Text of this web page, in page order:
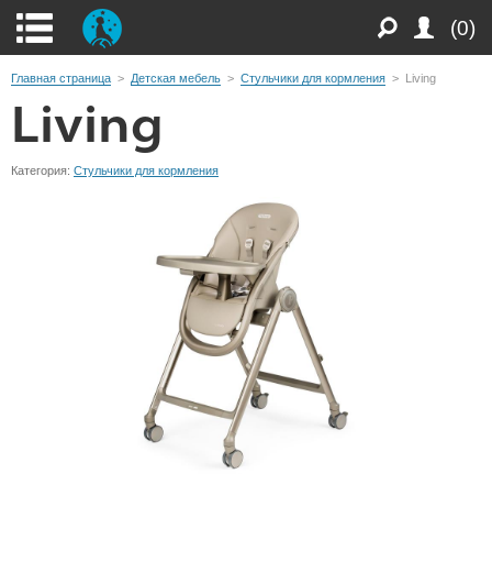
(0)
Главная страница > Детская мебель > Стульчики для кормления > Living
Living
Категория: Стульчики для кормления